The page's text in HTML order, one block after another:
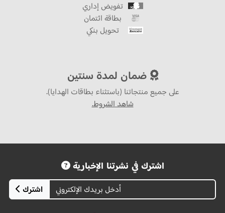
تفويض إداري
بطاقة ائتمان
تحويل بنكي
ضمان لمدة سنتين
على جميع منتجاتنا (باستثناء بطاقات الهدايا).
شاهد الشروط.
اشترك في نشرتنا الإخبارية
اشترك